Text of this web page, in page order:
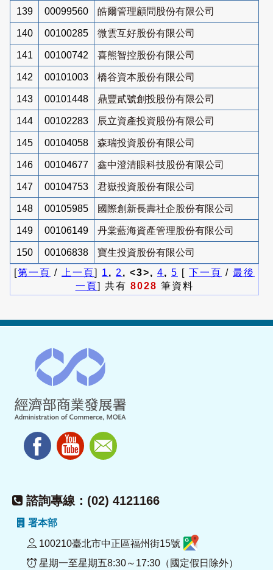
139 00099560 皓爾管理顧問股份有限公司
140 00100285 微雲互好股份有限公司
141 00100742 喜熊智控股份有限公司
142 00101003 橋谷資本股份有限公司
143 00101448 鼎豐貳號創投股份有限公司
144 00102283 辰立資產投資股份有限公司
145 00104058 森瑞投資股份有限公司
146 00104677 鑫中澄清眼科技股份有限公司
147 00104753 君嶽投資股份有限公司
148 00105985 國際創新長壽社企股份有限公司
149 00106149 丹棠藍海資產管理股份有限公司
150 00106838
寶生投資股份有限公司
[第一頁 / 上一頁] 1 , 2 , <3>, 4, 5 [ 下一頁 / 最後
一頁] 共有 8028 筆資料
諮詢專線：(02) 4121166
署本部
100210臺北市中正區福州街15號
星期一至星期五8:30～17:30（國定假日除外）